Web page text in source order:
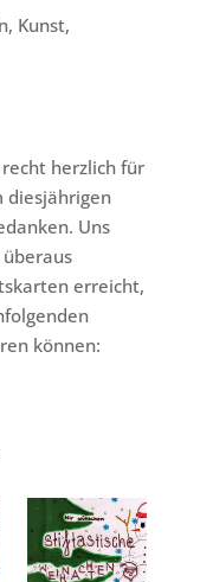
, Kunst,
herzlich für
diesjährigen
Uns
erreicht,
können: